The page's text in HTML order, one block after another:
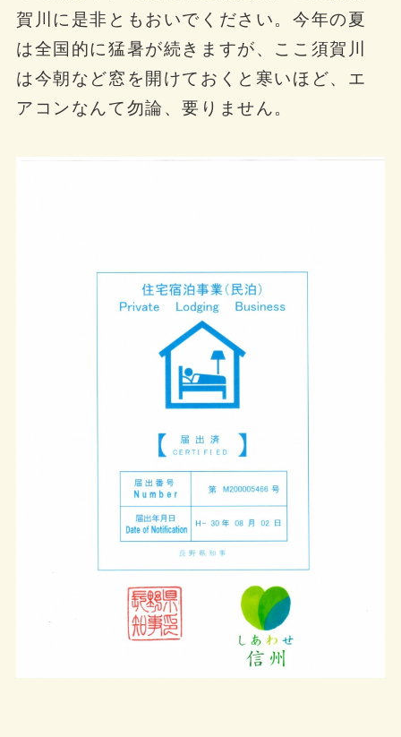
賀川に是非ともおいでください。今年の夏
は全国的に猛暑が続きますが、ここ須賀川
は今朝など窓を開けておくと寒いほど、エ
アコンなんて勿論、要りません。